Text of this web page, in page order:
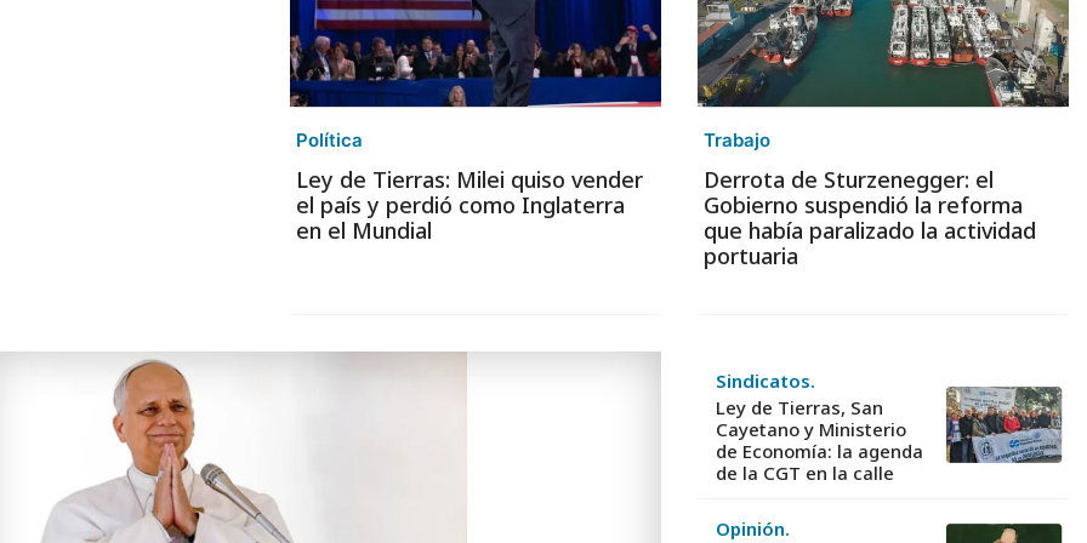
Política
Ley de Tierras: Milei quiso vender
el país y perdió como Inglaterra
en el Mundial
Trabajo
Derrota de Sturzenegger: el
Gobierno suspendió la reforma
que había paralizado la actividad
portuaria
Sindicatos.
Ley de Tierras, San
Cayetano y Ministerio
de Economía: la agenda
de la CGT en la calle
Opinión.